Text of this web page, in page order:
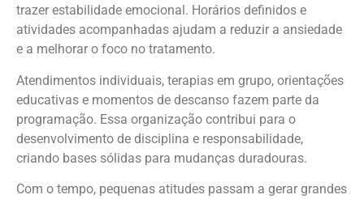
trazer estabilidade emocional. Horários definidos e
atividades acompanhadas ajudam a reduzir a ansiedade
e a melhorar o foco no tratamento.
Atendimentos individuais, terapias em grupo, orientações
educativas e momentos de descanso fazem parte da
programação. Essa organização contribui para o
desenvolvimento de disciplina e responsabilidade,
criando bases sólidas para mudanças duradouras.
Com o tempo, pequenas atitudes passam a gerar grandes